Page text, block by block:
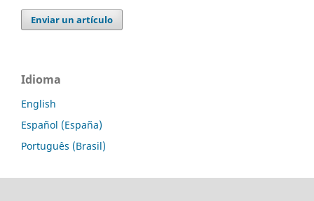
Enviar un artículo
Idioma
English
Español (España)
Português (Brasil)